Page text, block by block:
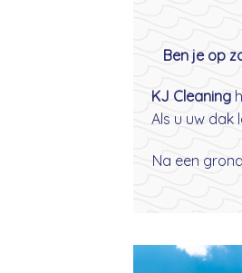
Ben je op
KJ Cleaning
Als u uw dak
Na een